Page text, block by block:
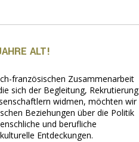
ALT!
französischen Zusammenarbeit
sich der Begleitung, Rekrutierung
widmen, möchten wir
Beziehungen über die Politik
und berufliche
Entdeckungen.